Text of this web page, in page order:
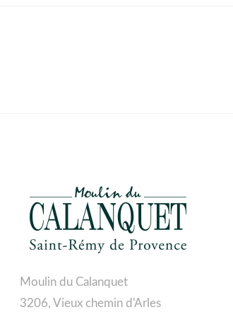
Moulin du Calanquet
3206, Vieux chemin d'Arles